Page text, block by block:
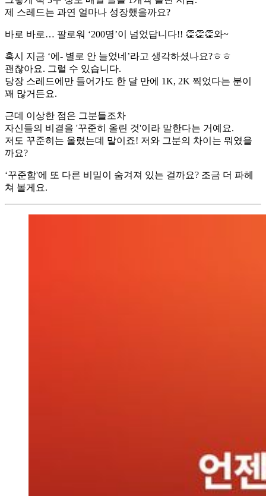
제 스레드는 과연 얼마나 성장했을까요?
바로 바로… 팔로워 ‘200명’이 넘었답니다!! 👏👏👏와~
혹시 지금 ‘에- 별로 안 늘었네’라고 생각하셨나요?ㅎㅎ
괜찮아요. 그럴 수 있습니다.
당장 스레드에만 들어가도 한 달 만에 1K, 2K 찍었다는 분이
꽤 많거든요.
근데 이상한 점은 그분들조차
자신들의 비결을 '꾸준히 올린 것'이라 말한다는 거예요.
저도 꾸준히는 올렸는데 말이죠! 저와 그분의 차이는 뭐였을
까요?
‘꾸준함'에 또 다른 비밀이 숨겨져 있는 걸까요? 조금 더 파헤
쳐 볼게요.